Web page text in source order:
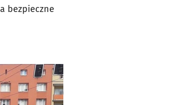
bezpieczne